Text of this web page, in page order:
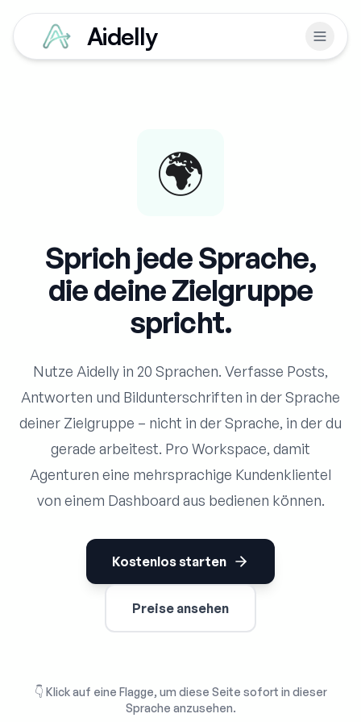
Aidelly
🌍
Sprich jede Sprache,
die deine Zielgruppe
spricht.
Nutze Aidelly in 20 Sprachen. Verfasse Posts,
Antworten und Bildunterschriften in der Sprache
deiner Zielgruppe – nicht in der Sprache, in der du
gerade arbeitest. Pro Workspace, damit
Agenturen eine mehrsprachige Kundenklientel
von einem Dashboard aus bedienen können.
Kostenlos starten
Preise ansehen
👇 Klick auf eine Flagge, um diese Seite sofort in dieser
Sprache anzusehen.